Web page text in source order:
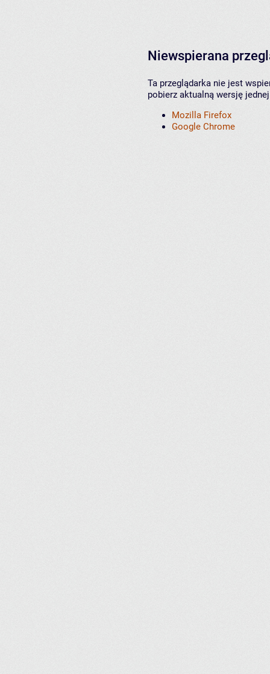
Niewspierana
Ta przeglądarka nie jest
pobierz aktualną wersję
Mozilla Firefox
Google Chrome